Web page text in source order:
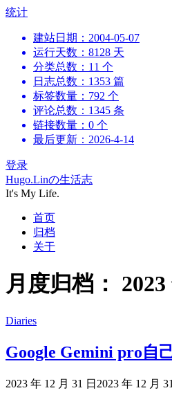
跳
统计
建站日期：2004-05-07
运行天数：8128 天
分类总数：11 个
日志总数：1353 篇
标签数量：792 个
评论总数：1345 条
链接数量：0 个
最后更新：2026-4-14
登录
Hugo.Linの生活志
It's My Life.
首页
归档
关于
月度归档： 2023
Diaries
Google Gemini pro自
2023 年 12 月 31 日 2023 年 12 月